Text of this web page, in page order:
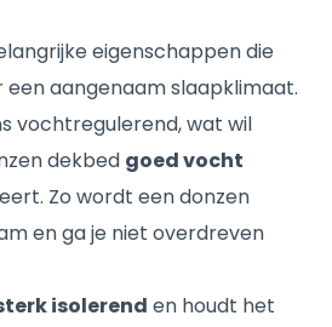
eigenschappen die
aangenaam slaapklimaat.
vochtregulerend, wat wil
dekbed goed vocht
Zo wordt een donzen
en ga je niet overdreven
isolerend en houdt het